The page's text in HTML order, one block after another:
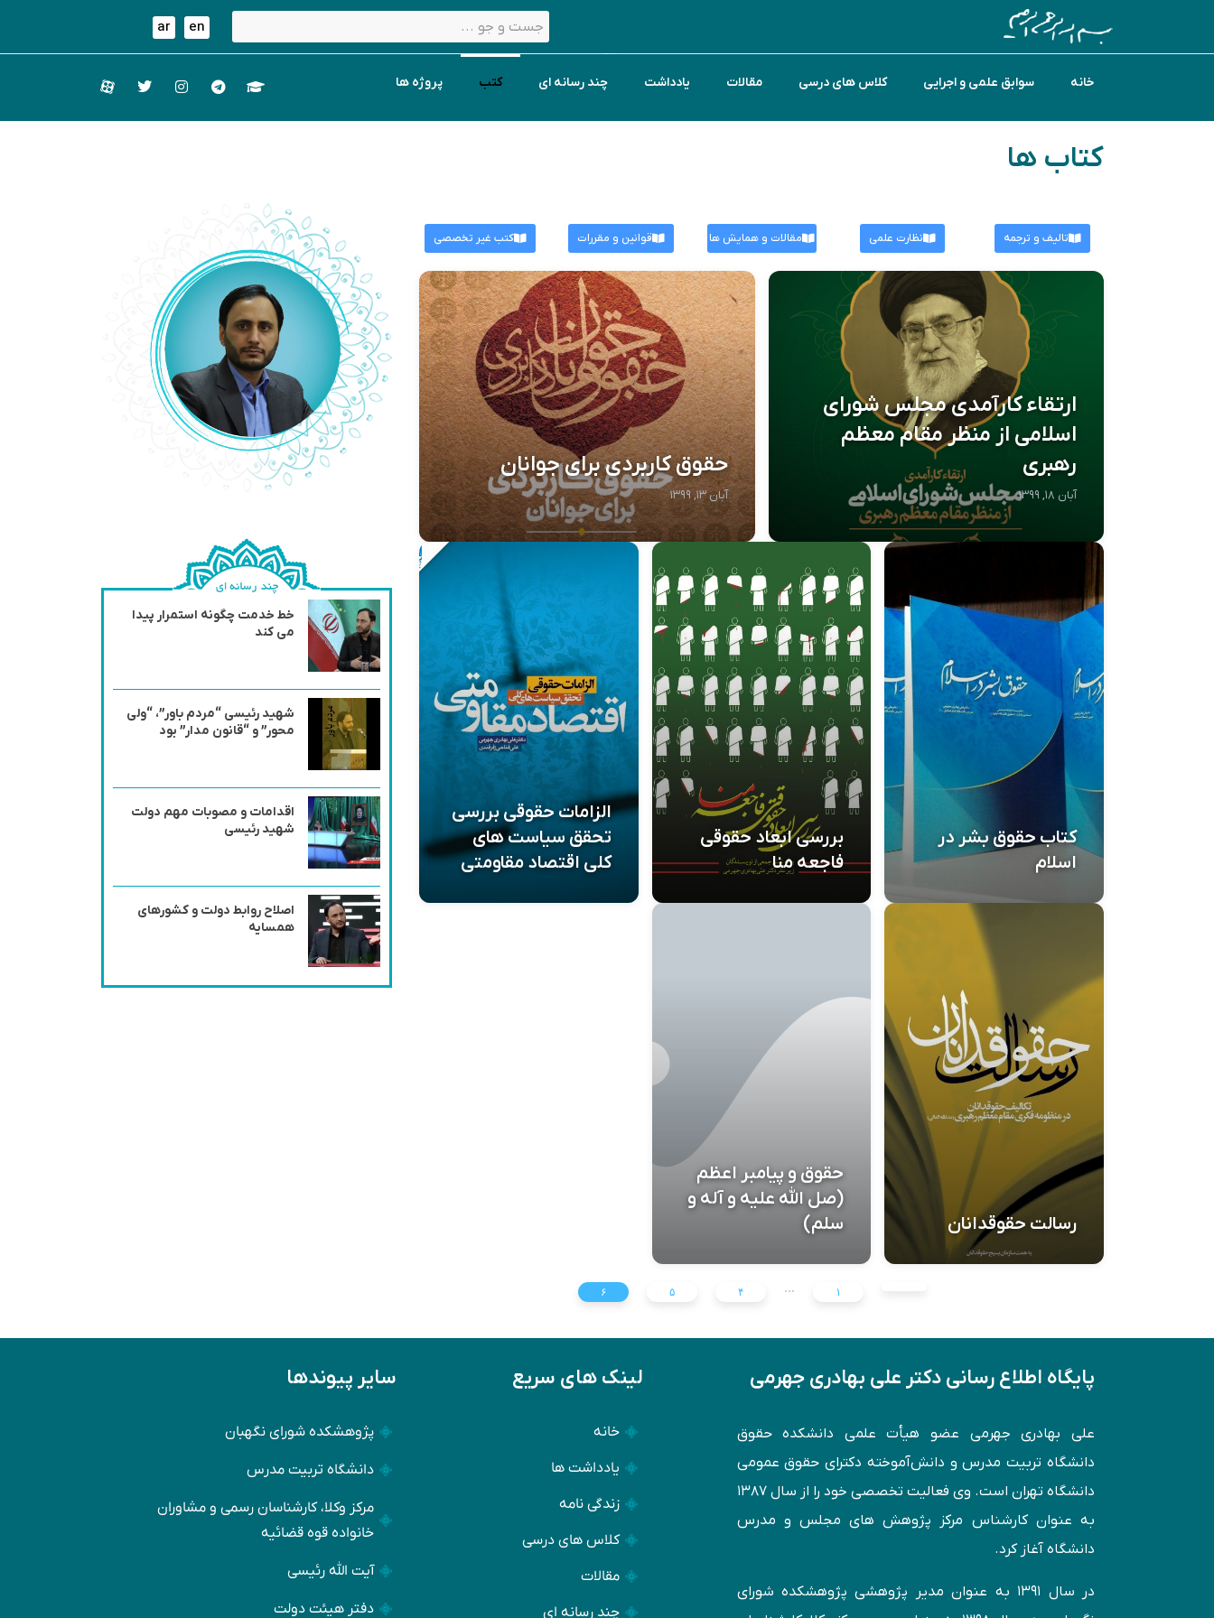
en
ar
خانه سوابق علمی و اجرایی کلاس های درسی مقالات یادداشت چند رسانه ای کتب پروژه ها
کتاب ها
تالیف و ترجمه نظارت علمی مقالات و همایش ها قوانین و مقررات کتب غیر تخصصی
ارتقاء کارآمدی مجلس شورای
اسلامی از منظر مقام معظم
رهبری
آبان ۱۸, ۱۳۹۹
حقوق کاربردی برای جوانان
آبان ۱۳, ۱۳۹۹
کتاب حقوق بشر در
اسلام
بررسی ابعاد حقوقی
فاجعه منا
الزامات حقوقی بررسی
تحقق سیاست های
کلی اقتصاد مقاومتی
رسالت حقوقدانان
حقوق و پیامبر اعظم
(صل الله علیه و آله و
سلم)
۱ ۴ ۵ ۶
خط خدمت چگونه استمرار پیدا
می کند
شهید رئیسی “مردم باور”، “ولی
محور” و “قانون مدار” بود
اقدامات و مصوبات مهم دولت
شهید رئیسی
اصلاح روابط دولت و کشورهای
همسایه
پایگاه اطلاع رسانی دکتر علی بهادری جهرمی
علی بهادری جهرمی عضو هیأت علمی دانشکده حقوق
دانشگاه تربیت مدرس و دانش‌آموخته دكترای حقوق عمومی
دانشگاه تهران است. وی فعالیت تخصصی خود را از سال ۱۳۸۷
به عنوان کارشناس مركز پژوهش های مجلس و مدرس
دانشگاه آغاز کرد.
در سال ۱۳۹۱ به عنوان مدير پژوهشی پژوهشكده شورای
لینک های سریع
خانه
یادداشت ها
زندگی نامه
کلاس های درسی
مقالات
چند رسانه ای
سایر پیوندها
پژوهشکده شورای نگهبان
دانشگاه تربیت مدرس
مرکز وکلا، کارشناسان رسمی و مشاوران
خانواده قوه قضائیه
آیت الله رئیسی
دفتر هیئت دولت